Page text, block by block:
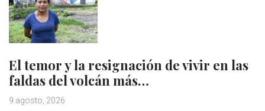
El temor y la resignación de vivir en las
faldas del volcán más…
9 agosto, 2026